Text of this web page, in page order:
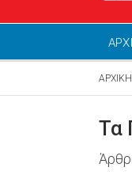
ΑΡΧΙΚΗ
Τα